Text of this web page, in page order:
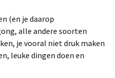
(en je daarop
alle andere soorten
je vooral niet druk maken
leuke dingen doen en